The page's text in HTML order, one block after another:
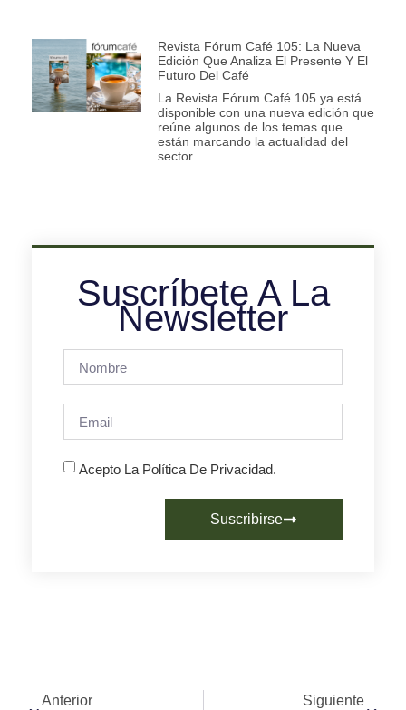
Revista Fórum Café 105: La Nueva
Edición Que Analiza El Presente Y El
Futuro Del Café
La Revista Fórum Café 105 ya está
disponible con una nueva edición que
reúne algunos de los temas que
están marcando la actualidad del
sector
Suscríbete A La
Newsletter
Acepto La Política De Privacidad.
Suscribirse
Anterior Siguiente